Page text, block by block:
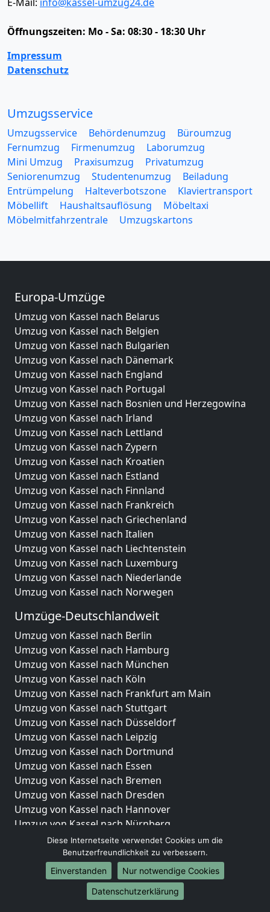
Öffnungszeiten: Mo - Sa: 08:30 - 18:30 Uhr
Impressum
Datenschutz
Umzugsservice
Umzugsservice Behördenumzug
Büroumzug
Fernumzug
Firmenumzug
Laborumzug
Mini Umzug
Praxisumzug
Privatumzug
Seniorenumzug
Studentenumzug
Beiladung
Entrümpelung
Halteverbotszone
Klaviertransport
Möbellift
Haushaltsauflösung
Möbeltaxi
Möbelmitfahrzentrale
Umzugskartons
Europa-Umzüge
Umzug von Kassel nach Belarus
Umzug von Kassel nach Belgien
Umzug von Kassel nach Bulgarien
Umzug von Kassel nach Dänemark
Umzug von Kassel nach England
Umzug von Kassel nach Portugal
Umzug von Kassel nach Bosnien und Herzegowina
Umzug von Kassel nach Irland
Umzug von Kassel nach Lettland
Umzug von Kassel nach Zypern
Umzug von Kassel nach Kroatien
Umzug von Kassel nach Estland
Umzug von Kassel nach Finnland
Umzug von Kassel nach Frankreich
Umzug von Kassel nach Griechenland
Umzug von Kassel nach Italien
Umzug von Kassel nach Liechtenstein
Umzug von Kassel nach Luxemburg
Umzug von Kassel nach Niederlande
Umzug von Kassel nach Norwegen
Umzüge-Deutschlandweit
Umzug von Kassel nach Berlin
Umzug von Kassel nach Hamburg
Umzug von Kassel nach München
Umzug von Kassel nach Köln
Umzug von Kassel nach Frankfurt am Main
Umzug von Kassel nach Stuttgart
Umzug von Kassel nach Düsseldorf
Umzug von Kassel nach Leipzig
Umzug von Kassel nach Dortmund
Umzug von Kassel nach Essen
Umzug von Kassel nach Bremen
Umzug von Kassel nach Dresden
Umzug von Kassel nach Hannover
Umzug von Kassel nach Nürnberg
Umzug von Kassel nach Duisburg
Umzug von Kassel nach Bochum
Umzug von Kassel nach Wuppertal
Umzug von Kassel nach Bielefeld
Umzug von Kassel nach Bonn
Diese Internetseite verwendet Cookies um die
Benutzerfreundlichkeit zu verbessern.
Einverstanden
Nur notwendige Cookies
Datenschutzerklärung